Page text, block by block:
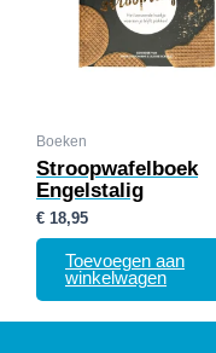
Boeken
Stroopwafelboek
Engelstalig
€ 18,95
Toevoegen aan
winkelwagen